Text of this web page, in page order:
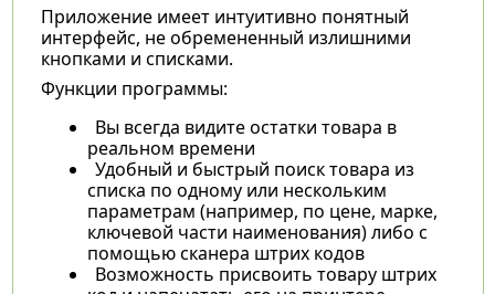
Приложение имеет интуитивно понятный
интерфейс, не обремененный излишними
кнопками и списками.
Функции программы:
Вы всегда видите остатки товара в
реальном времени
Удобный и быстрый поиск товара из
списка по одному или нескольким
параметрам (например, по цене, марке,
ключевой части наименования) либо с
помощью сканера штрих кодов
Возможность присвоить товару штрих